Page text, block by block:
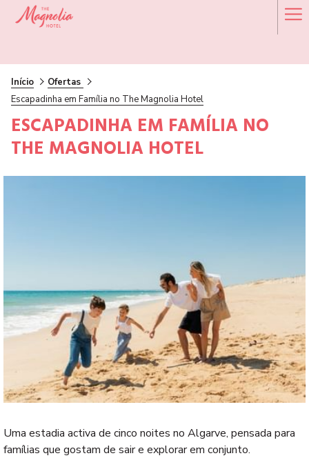
Início
Ofertas
Escapadinha em Família no The Magnolia Hotel
ESCAPADINHA EM FAMÍLIA NO
THE MAGNOLIA HOTEL
Uma estadia activa de cinco noites no Algarve, pensada para
famílias que gostam de sair e explorar em conjunto.